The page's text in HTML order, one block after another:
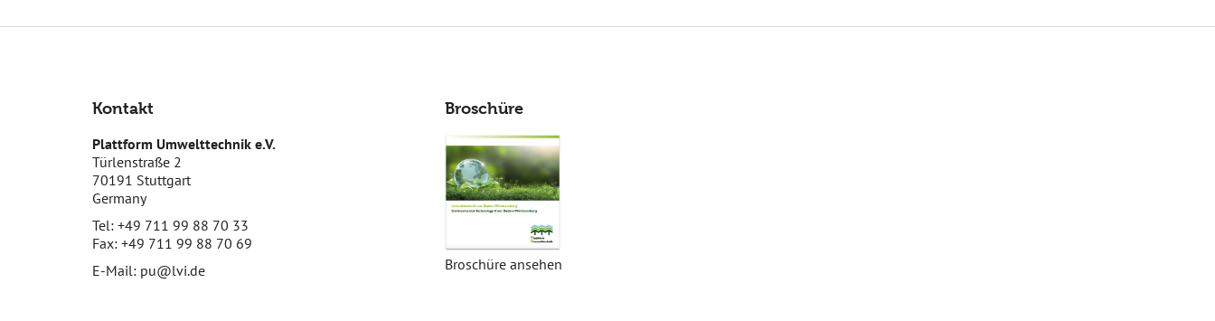
Kontakt
Plattform Umwelttechnik e.V.
Türlenstraße 2
70191 Stuttgart
Germany
Tel: +49 711 99 88 70 33
Fax: +49 711 99 88 70 69
E-Mail: pu@lvi.de
Broschüre
Broschüre ansehen